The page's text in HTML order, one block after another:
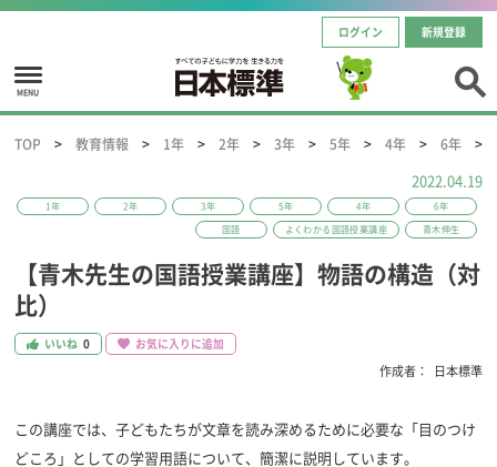
ログイン 新規登録
MENU
TOP 教育情報 1年 2年 3年 5年 4年 6年
【青木先生の国語授業講座】物語の構造（対
比）
1年 2年 3年 5年 4年 6年
国語 よくわかる国語授業講座 青木伸生
2022.04.19
いいね 0 お気に入りに追加
作成者： 日本標準
この講座では、子どもたちが文章を読み深めるために必要な「目のつけ
どころ」としての学習用語について、簡潔に説明しています。